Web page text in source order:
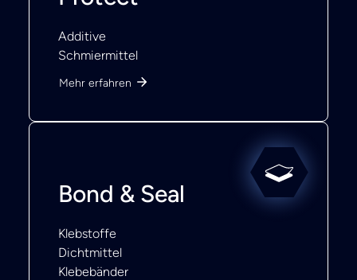
Additive
Schmiermittel
Mehr erfahren
Bond & Seal
Klebstoffe
Dichtmittel
Klebebänder